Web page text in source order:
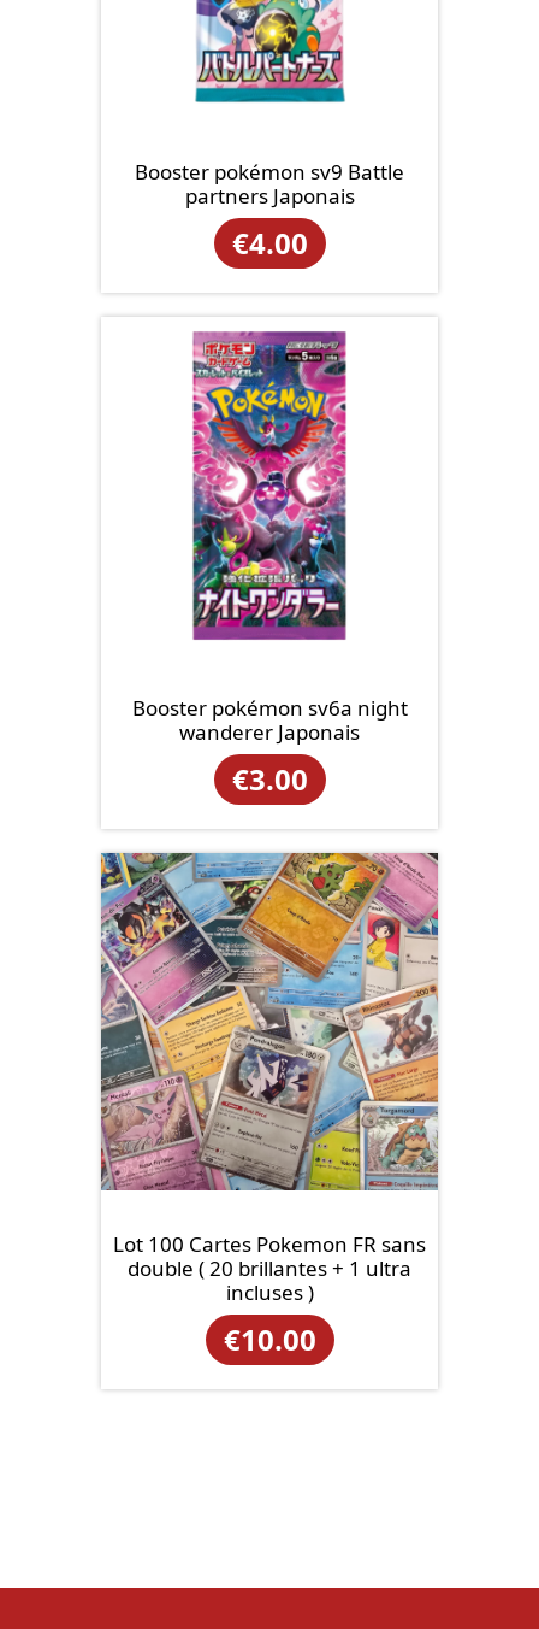
Booster pokémon sv9 Battle
partners Japonais
€4.00
Booster pokémon sv6a night
wanderer Japonais
€3.00
Lot 100 Cartes Pokemon FR sans
double ( 20 brillantes + 1 ultra
incluses )
€10.00